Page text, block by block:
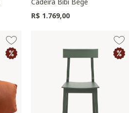
R$ 1.769,00